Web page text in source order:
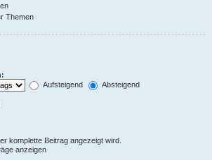
Themen
Aufsteigend
Absteigend
komplette Beitrag angezeigt wird.
anzeigen